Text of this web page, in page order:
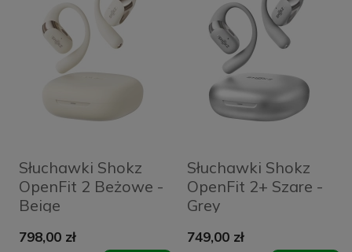
Słuchawki Shokz
OpenFit 2 Beżowe -
Beige
798,00 zł
Słuchawki Shokz
OpenFit 2+ Szare -
Grey
749,00 zł